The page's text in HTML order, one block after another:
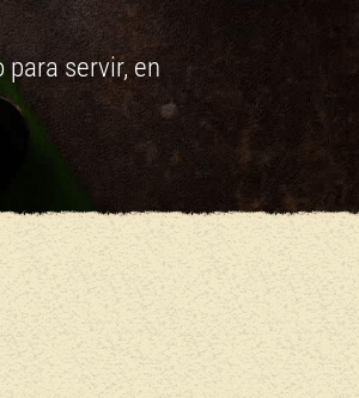
servir, en